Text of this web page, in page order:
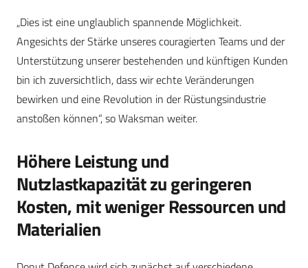
„Dies ist eine unglaublich spannende Möglichkeit.
Angesichts der Stärke unseres couragierten Teams und der
Unterstützung unserer bestehenden und künftigen Kunden
bin ich zuversichtlich, dass wir echte Veränderungen
bewirken und eine Revolution in der Rüstungsindustrie
anstoßen können“, so Waksman weiter.
Höhere Leistung und
Nutzlastkapazität zu geringeren
Kosten, mit weniger Ressourcen und
Materialien